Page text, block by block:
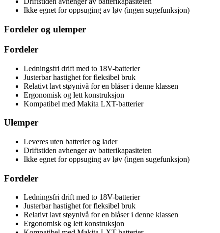
Ikke egnet for oppsuging av løv (ingen sugefunksjon)
Fordeler og ulemper
Fordeler
Ledningsfri drift med to 18V-batterier
Justerbar hastighet for fleksibel bruk
Relativt lavt støynivå for en blåser i denne klassen
Ergonomisk og lett konstruksjon
Kompatibel med Makita LXT-batterier
Ulemper
Leveres uten batterier og lader
Driftstiden avhenger av batterikapasiteten
Ikke egnet for oppsuging av løv (ingen sugefunksjon)
Fordeler
Ledningsfri drift med to 18V-batterier
Justerbar hastighet for fleksibel bruk
Relativt lavt støynivå for en blåser i denne klassen
Ergonomisk og lett konstruksjon